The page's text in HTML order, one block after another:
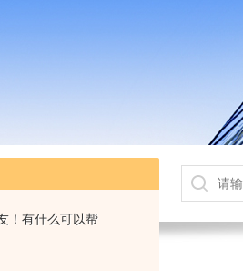
！有什么可以帮